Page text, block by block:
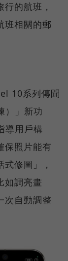
的航班，
班相關的郵
10系列傳聞
）」新功
導用戶構
保照片能有
修圖」，
如調亮畫
次自動調整